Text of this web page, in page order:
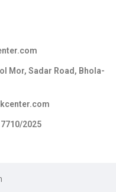
Mor, Sadar Road, Bhola-
2025